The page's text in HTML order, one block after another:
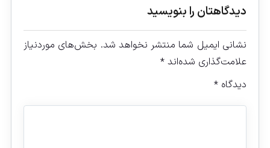
دیدگاهتان را بنویسید
نشانی ایمیل شما منتشر نخواهد شد. بخش‌های موردنیاز
علامت‌گذاری شده‌اند *
دیدگاه *